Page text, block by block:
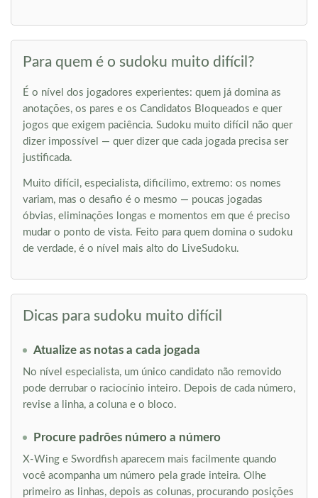
Para quem é o sudoku muito difícil?
É o nível dos jogadores experientes: quem já domina as
anotações, os pares e os Candidatos Bloqueados e quer
jogos que exigem paciência. Sudoku muito difícil não quer
dizer impossível — quer dizer que cada jogada precisa ser
justificada.
Muito difícil, especialista, dificílimo, extremo: os nomes
variam, mas o desafio é o mesmo — poucas jogadas
óbvias, eliminações longas e momentos em que é preciso
mudar o ponto de vista. Feito para quem domina o sudoku
de verdade, é o nível mais alto do LiveSudoku.
Dicas para sudoku muito difícil
Atualize as notas a cada jogada
No nível especialista, um único candidato não removido
pode derrubar o raciocínio inteiro. Depois de cada número,
revise a linha, a coluna e o bloco.
Procure padrões número a número
X-Wing e Swordfish aparecem mais facilmente quando
você acompanha um número pela grade inteira. Olhe
primeiro as linhas, depois as colunas, procurando posições